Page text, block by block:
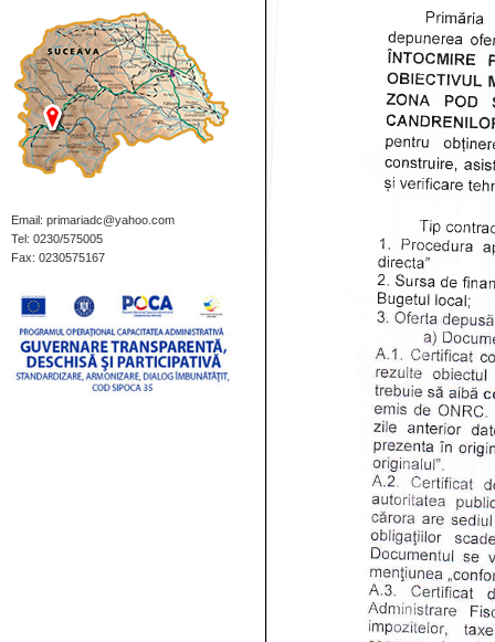
Email: primariadc@yahoo.com
Tel: 0230/575005
Fax: 0230575167